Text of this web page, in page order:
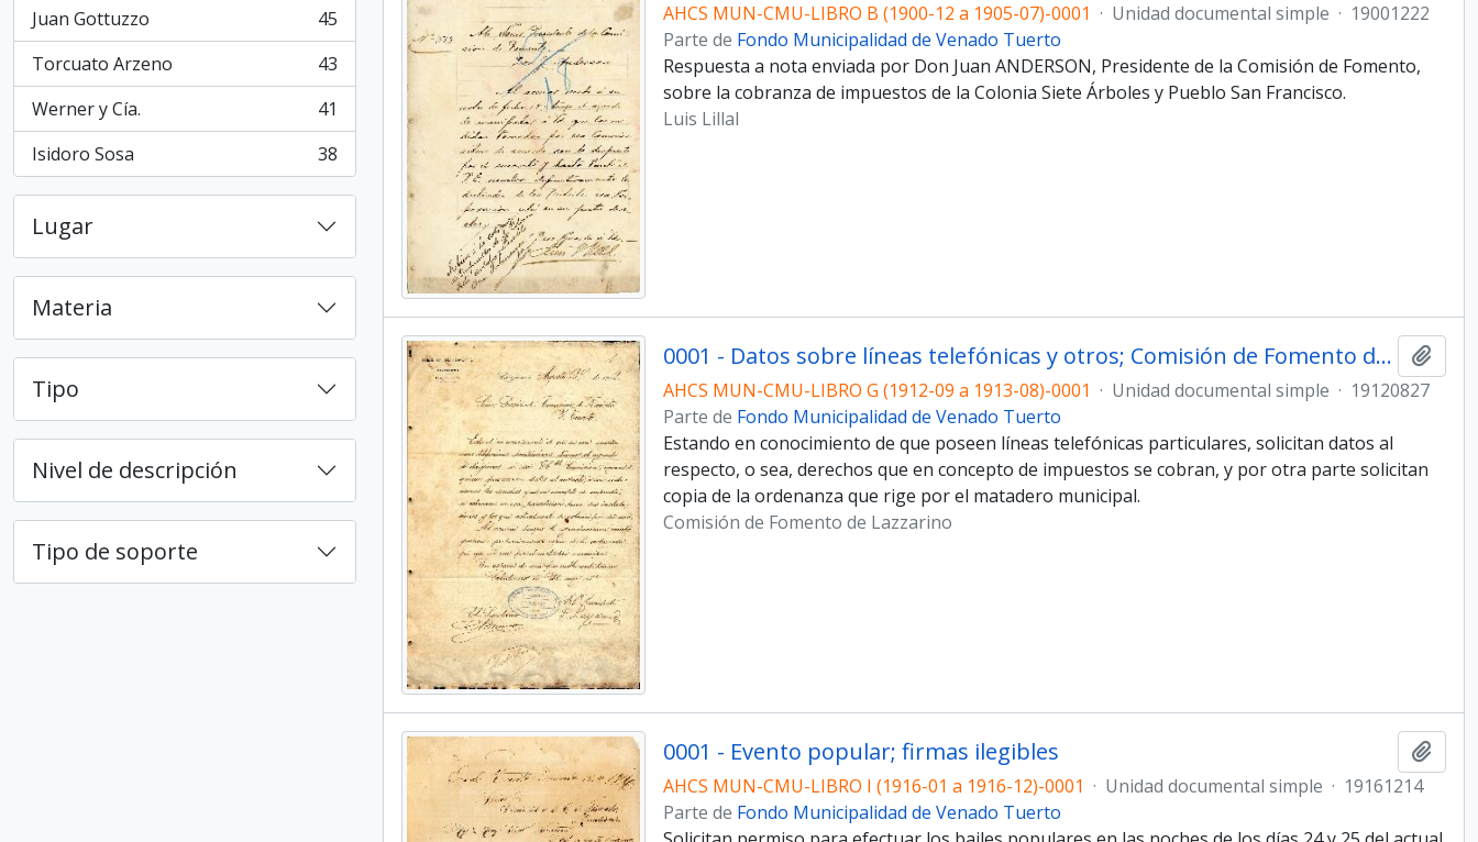
Juan Gottuzzo
, 45 resultados
45
Torcuato Arzeno
, 43 resultados
43
Werner y Cía.
, 41 resultados
41
Isidoro Sosa
, 38 resultados 38
Lugar
Materia
Tipo
Nivel de descripción
Tipo de soporte
AHCS MUN-CMU-LIBRO B (1900-12 a 1905-07)-0001 · Unidad documental simple · 19001222
Parte de Fondo Municipalidad de Venado Tuerto
Respuesta a nota enviada por Don Juan ANDERSON, Presidente de la Comisión de Fomento,
sobre la cobranza de impuestos de la Colonia Siete Árboles y Pueblo San Francisco.
Luis Lillal
0001 - Datos sobre líneas telefónicas y otros; Comisión de Fomento de Lazzarino
AHCS MUN-CMU-LIBRO G (1912-09 a 1913-08)-0001 · Unidad documental simple · 19120827
Parte de Fondo Municipalidad de Venado Tuerto
Estando en conocimiento de que poseen líneas telefónicas particulares, solicitan datos al
respecto, o sea, derechos que en concepto de impuestos se cobran, y por otra parte solicitan
copia de la ordenanza que rige por el matadero municipal.
Comisión de Fomento de Lazzarino
0001 - Evento popular; firmas ilegibles
AHCS MUN-CMU-LIBRO I (1916-01 a 1916-12)-0001 · Unidad documental simple · 19161214
Parte de Fondo Municipalidad de Venado Tuerto